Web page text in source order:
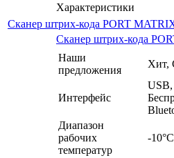
Характеристики
Сканер штрих-кода PORT
Сканер штрих-кода
Наши
предложения
Хит,
Интерфейс
USB,
Диапазон
рабочих
температур
-